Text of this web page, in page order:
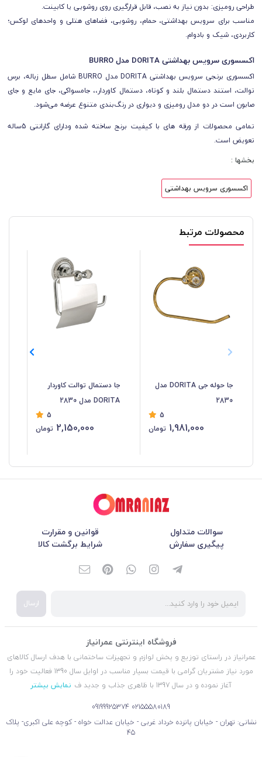
طراحی رومیزی: بدون نیاز به نصب، قابل قرارگیری روی روشویی یا کابینت.
مناسب برای سرویس بهداشتی، حمام، روشویی، فضاهای هتلی و واحدهای لوکس؛
کاربردی، شیک و بادوام.
اکسسوری سرویس بهداشتی DORITA مدل BURRO
اکسسوری برنجی سرویس بهداشتی DORITA مدل BURRO شامل سطل زباله، برس
توالت، استند دستمال بلند و کوتاه، دستمال کاوردار،، جامسواکی، جای مایع و جای
صابون است در دو مدل رومیزی و دیواری در رنگ‌بندی متنوع عرضه می‌شود.
تمامی محصولات از ورقه های با کیفیت برنج ساخته شده ودارای گارانتی 5ساله
تعویض است.
بخشها :
اکسسوری سرویس بهداشتی
محصولات مرتبط
جا حوله جی DORITA مدل
2830
5
1,981,000 تومان
جا دستمال توالت کاوردار
DORITA مدل 2830
5
2,150,000 تومان
سوالات متداول
قوانین و مقرارت
پیگیری سفارش
شرایط برگشت کالا
ارسال
فروشگاه اینترنتی عمرانیاز
عمرانیاز در راستای توزیع و پخش لوازم و تجهیزات ساختمانی با هدف ارسال کالاهای
مورد نیاز مشتریان گرامی با قیمت بسیار مناسب در اوایل سال 1390 فعالیت خود را
آغاز نموده و در سال 1397 با ظاهری جذاب و جدید ف
نمایش بیشتر
02155580189
09199925374
نشانی: تهران - خیابان پانزده خرداد غربی - خیابان عدالت خواه - کوچه علی اکبری- پلاک
45